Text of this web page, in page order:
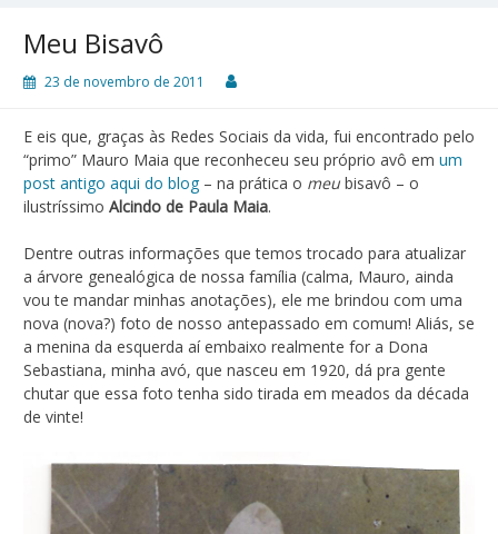
Meu Bisavô
23 de novembro de 2011
E eis que, graças às Redes Sociais da vida, fui encontrado pelo
“primo” Mauro Maia que reconheceu seu próprio avô em um
post antigo aqui do blog – na prática o meu bisavô – o
ilustríssimo Alcindo de Paula Maia.
Dentre outras informações que temos trocado para atualizar
a árvore genealógica de nossa família (calma, Mauro, ainda
vou te mandar minhas anotações), ele me brindou com uma
nova (nova?) foto de nosso antepassado em comum! Aliás, se
a menina da esquerda aí embaixo realmente for a Dona
Sebastiana, minha avó, que nasceu em 1920, dá pra gente
chutar que essa foto tenha sido tirada em meados da década
de vinte!